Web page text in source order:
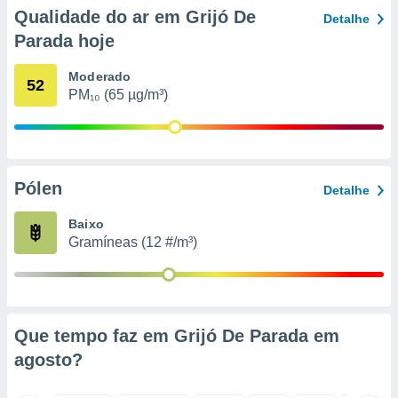
qual se
tal,
seu
ou opor-
na
o
num
Qualidade do ar em Grijó De
Parada hoje
Detalhe
52 Moderado
PM₁₀ (65 µg/m³)
Pólen Detalhe
Baixo
Gramíneas (12 #/m³)
Que tempo faz em Grijó De Parada em
agosto?